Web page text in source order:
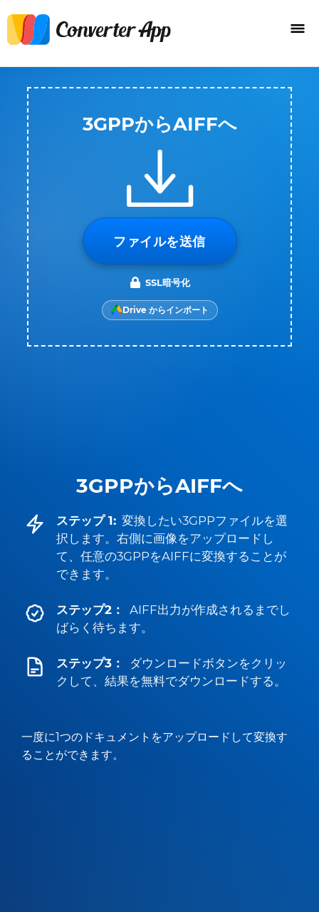
3GPPからAIFFへ
ステップ 1: 変換したい3GPPファイルを選
択します。右側に画像をアップロードし
て、任意の3GPPをAIFFに変換することが
できます。
ステップ2：
AIFF出力が作成されるまでし
ばらく待ちます。
ステップ3：
ダウンロードボタンをクリッ
クして、結果を無料でダウンロードする。
一度に1つのドキュメントをアップロードして変換す
ることができます。
3GPPからAIFFへ
ファイルを送信
SSL暗号化
Drive からインポート